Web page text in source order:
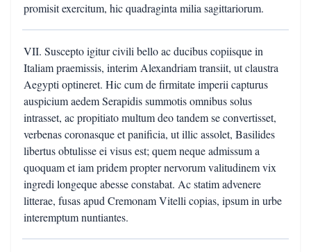
promisit exercitum, hic quadraginta milia sagittariorum.
VII. Suscepto igitur civili bello ac ducibus copiisque in
Italiam praemissis, interim Alexandriam transiit, ut claustra
Aegypti optineret. Hic cum de firmitate imperii capturus
auspicium aedem Serapidis summotis omnibus solus
intrasset, ac propitiato multum deo tandem se convertisset,
verbenas coronasque et panificia, ut illic assolet, Basilides
libertus obtulisse ei visus est; quem neque admissum a
quoquam et iam pridem propter nervorum valitudinem vix
ingredi longeque abesse constabat. Ac statim advenere
litterae, fusas apud Cremonam Vitelli copias, ipsum in urbe
interemptum nuntiantes.